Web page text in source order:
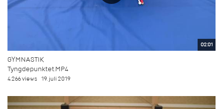
02:01
GYMNASTIK
Tyngdepunktet.MP4
4.266 views 19. juli 2019